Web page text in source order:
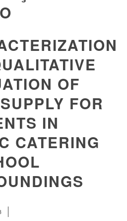
OF
FOR
IN
CATERING